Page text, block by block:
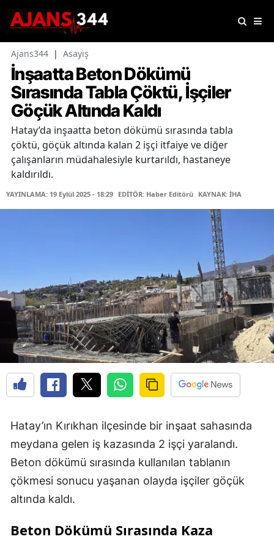
Ajans344 | Asayiş
İnşaatta Beton Dökümü
Sırasında Tabla Çöktü, İşçiler
Göçük Altında Kaldı
Hatay’da inşaatta beton dökümü sırasında tabla
çöktü, göçük altında kalan 2 işçi itfaiye ve diğer
çalışanların müdahalesiyle kurtarıldı, hastaneye
kaldırıldı.
YAYINLAMA: 19 Eylül 2025 - 18:29 EDİTÖR: Haber Editörü KAYNAK: İHA
Hatay’ın Kırıkhan ilçesinde bir inşaat sahasında
meydana gelen iş kazasında 2 işçi yaralandı.
Beton dökümü sırasında kullanılan tablanın
çökmesi sonucu yaşanan olayda işçiler göçük
altında kaldı.
Beton Dökümü Sırasında Kaza